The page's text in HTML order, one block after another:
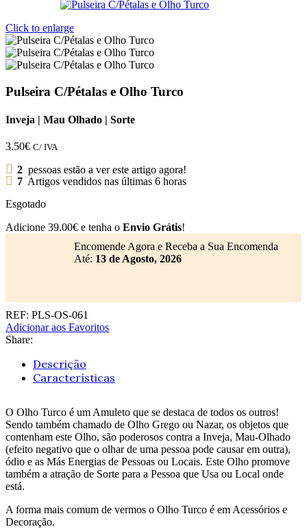
Click to enlarge
Pulseira C/Pétalas e Olho Turco
Inveja | Mau Olhado | Sorte
3.50€ C/ IVA
2 pessoas estão a ver este artigo agora!
7 Artigos vendidos nas últimas 6 horas
Esgotado
Adicione 39.00€ e tenha o Envio Grátis!
Encomende Agora e Receba a Sua Encomenda
Até: 13 de Agosto, 2026
REF: PLS-OS-061
Adicionar aos Favoritos
Share:
Descrição
Características
O Olho Turco é um Amuleto que se destaca de todos os outros!
Sendo também chamado de Olho Grego ou Nazar, os objetos que
contenham este Olho, são poderosos contra a Inveja, Mau-Olhado
(efeito negativo que o olhar de uma pessoa pode causar em outra),
ódio e as Más Energias de Pessoas ou Locais. Este Olho promove
também a atração de Sorte para a Pessoa que Usa ou Local onde
está.
A forma mais comum de vermos o Olho Turco é em Acessórios e
Decoração.